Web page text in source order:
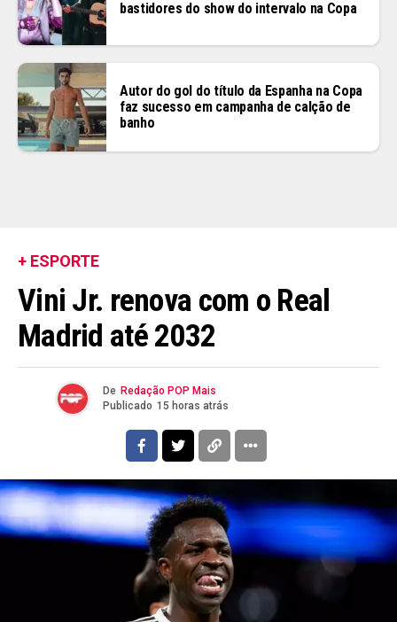
bastidores do show do intervalo na Copa
Autor do gol do título da Espanha na Copa
faz sucesso em campanha de calção de
banho
+ ESPORTE
Vini Jr. renova com o Real
Madrid até 2032
De Redação POP Mais
Publicado 15 horas atrás